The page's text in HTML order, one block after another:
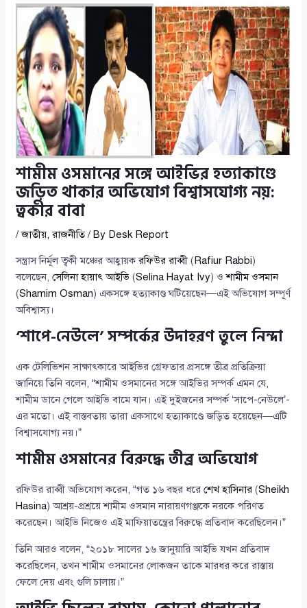
শামীম ওসমানের সঙ্গে আইভির হত্যাকাণ্ডে
জড়িত থাকার অভিযোগ বিশ্বাসযোগ্য নয়:
ত্বকীর বাবা
/জাতীয়,রাজনীতি/ By Desk Report
সন্ত্রাস নির্মূল ত্বকী মঞ্চের আহ্বায়করফিউর রাব্বী ( Rafiur Rabbi)
বলেছেন,সেলিনা হায়াৎ আইভি (Selina Hayat Ivy) ওশামীম ওসমান
(Shamim Osman) একসঙ্গে হত্যাকাণ্ড ঘটিয়েছেন—এই অভিযোগ সম্পূর্ণ
অবিশ্বাস্য।
‘শাপে-নেউলে’ সম্পর্কের উদাহরণ তুলে নিন্দা
এক টেলিভিশন সাক্ষাৎকারে আইভির গ্রেফতার প্রসঙ্গে তীব্র প্রতিক্রিয়া
জানিয়ে তিনি বলেন, “শামীম ওসমানের সঙ্গে আইভির সম্পর্ক এমন যে,
শামীম ডানে গেলে আইভি বামে যান। এই দুইজনের সম্পর্ক ‘সাপে-নেউলে’-
এর মতো। এই বাস্তবতায় তারা একসাথে হত্যাকাণ্ডে জড়িত হয়েছেন—এটি
বিশ্বাসযোগ্য নয়।”
শামীম ওসমানের বিরুদ্ধে তীব্র অভিযোগ
রফিউর রাব্বী অভিযোগ করেন, “গত ১৬ বছর ধরেশেখ হাসিনার (Sheikh
Hasina) আশ্রয়-প্রশ্রয়ে শামীম ওসমান নারায়ণগঞ্জকে নরকে পরিণত
করেছেন। আইভি নিজেও এই মাফিয়াতন্ত্রের বিরুদ্ধে প্রতিবাদ করেছিলেন।”
তিনি আরও বলেন, “২০১৮ সালের ১৬ জানুয়ারি আইভি যখন প্রতিবাদ
করেছিলেন, তখন শামীম ওসমানের লোকজন তাকে মারধর করে রাস্তায়
ফেলে দেয় এবং গুলি চালায়।”